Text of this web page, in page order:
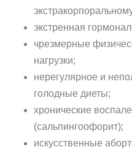
экстренная
чрезмерные
нагрузки;
нерегулярное и
голодные диеты;
хронические
(сальпингоофорит);
искусственные